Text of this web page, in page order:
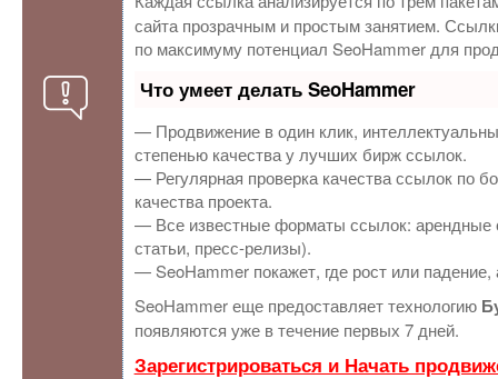
сайта прозрачным и простым занятием.
по максимуму потенциал SeoHammer для
Что умеет делать SeoHammer
— Продвижение в один клик,
степенью качества у лучших бирж ссылок.
— Регулярная проверка качества ссылок по
качества проекта.
— Все известные форматы ссылок: арендные
статьи, пресс-релизы).
— SeoHammer покажет, где рост или
SeoHammer еще предоставляет технологию
появляются уже в течение первых 7 дней.
Зарегистрироваться и Начать